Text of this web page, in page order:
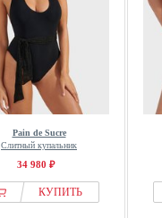
Pain de Sucre
Слитный купальник
34 980 ₽
КУПИТЬ